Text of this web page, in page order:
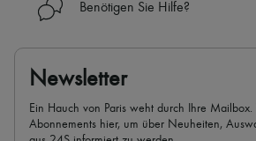
Benötigen Sie Hilfe?
Newsletter
Ein Hauch von Paris weht durch Ihre Mailbox.
Abonnements hier, um über Neuheiten,